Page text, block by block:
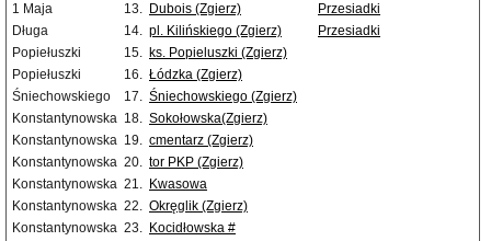
1 Maja
13. Dubois (Zgierz)
Przesiadki
Długa
14. pl. Kilińskiego (Zgierz)
Przesiadki
Popiełuszki
15. ks. Popieluszki (Zgierz)
Popiełuszki
16. Łódzka (Zgierz)
Śniechowskiego
17. Śniechowskiego (Zgierz)
Konstantynowska 18. Sokołowska(Zgierz)
Konstantynowska 19. cmentarz (Zgierz)
Konstantynowska 20. tor PKP (Zgierz)
Konstantynowska 21. Kwasowa
Konstantynowska 22. Okręglik (Zgierz)
Konstantynowska 23. Kocidłowska #